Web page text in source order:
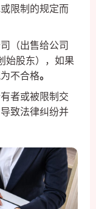
限制的规定而
（出售给公司
始股东），如果
不合格。
者或被限制交
致法律纠纷并